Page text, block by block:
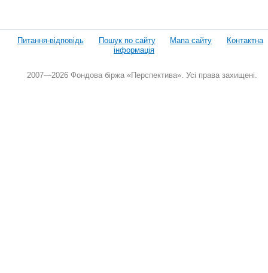
Питання-відповідь Пошук по сайту Мапа сайту
Контактна
інформація
2007—2026 Фондова біржа «Перспектива». Усі права захищені.